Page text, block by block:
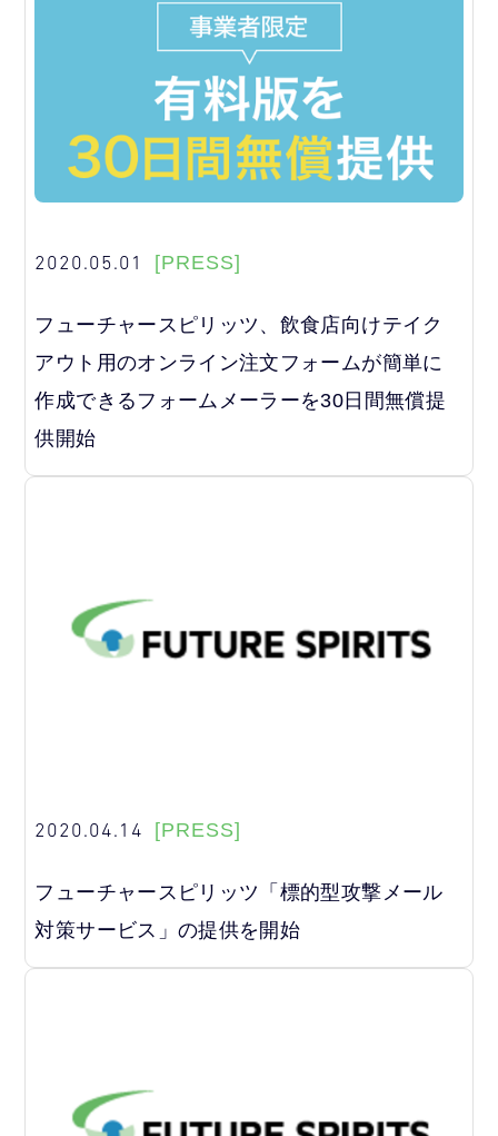
2020.05.01 [PRESS]
フューチャースピリッツ、飲食店向けテイク
アウト用のオンライン注文フォームが簡単に
作成できるフォームメーラーを30日間無償提
供開始
2020.04.14 [PRESS]
フューチャースピリッツ「標的型攻撃メール
対策サービス」の提供を開始